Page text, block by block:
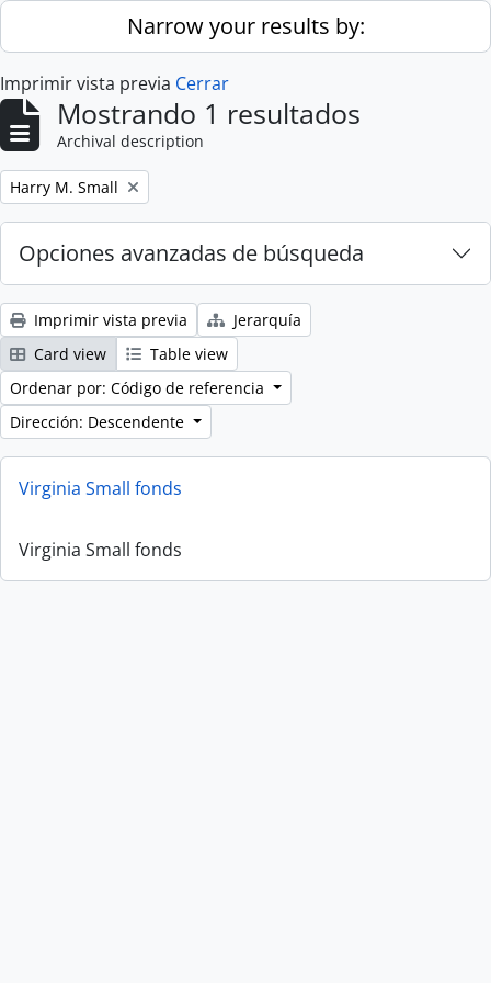
Skip to main contentNarrow your results by:
Imprimir vista previa Cerrar
Mostrando 1 resultados
Archival description
Remove filter:
Harry M. Small
Opciones avanzadas de búsqueda
Imprimir vista previa
Jerarquía
Card view
Table view
Ordenar por: Código de referencia
Dirección: Descendente
Virginia Small fonds
Virginia Small fonds